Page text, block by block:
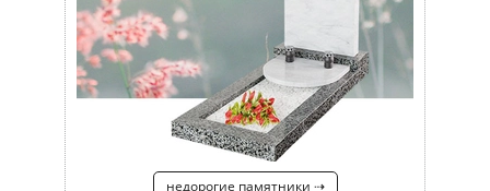
недорогие памятники ⇢